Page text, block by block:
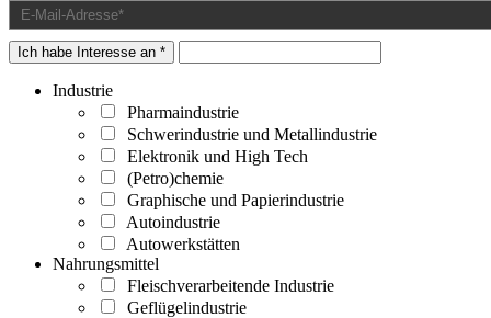
Ich habe Interesse an *
Industrie
Pharmaindustrie
Schwerindustrie und Metallindustrie
Elektronik und High Tech
(Petro)chemie
Graphische und Papierindustrie
Autoindustrie
Autowerkstätten
Nahrungsmittel
Fleischverarbeitende Industrie
Geflügelindustrie